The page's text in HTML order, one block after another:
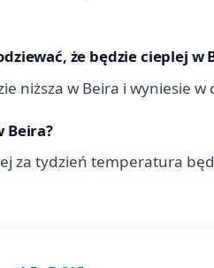
że będzie cieplej w
niższa w Beira i wyniesie w
Beira?
za tydzień temperatura